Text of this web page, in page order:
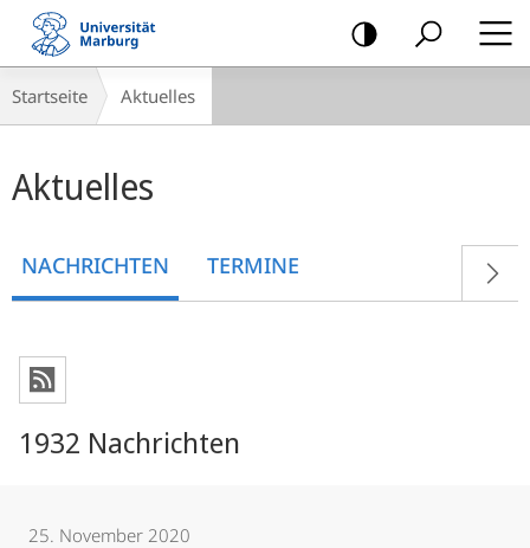
Mobile-
Navigation
Breadcrumb-
Navigation
Startseite Aktuelles
Aktuelles
NACHRICHTEN TERMINE
1932 Nachrichten
25. November 2020